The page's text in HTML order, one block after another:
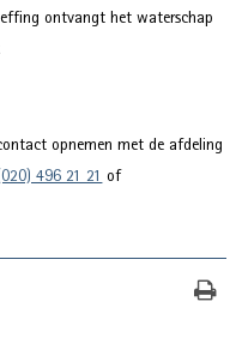
ontvangt het waterschap
opnemen met de afdeling
496 21 21 of